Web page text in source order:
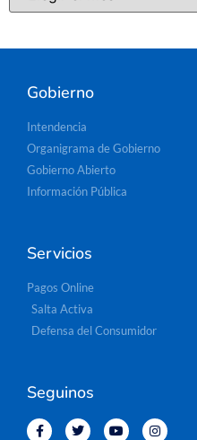
Gobierno
Intendencia
Organigrama de Gobierno
Gobierno Abierto
Información Pública
Servicios
Pagos Online
Salta Activa
Defensa del Consumidor
Seguinos